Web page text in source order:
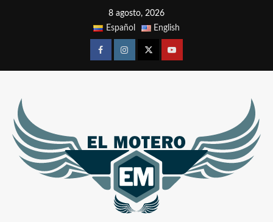
8 agosto, 2026
Español
English